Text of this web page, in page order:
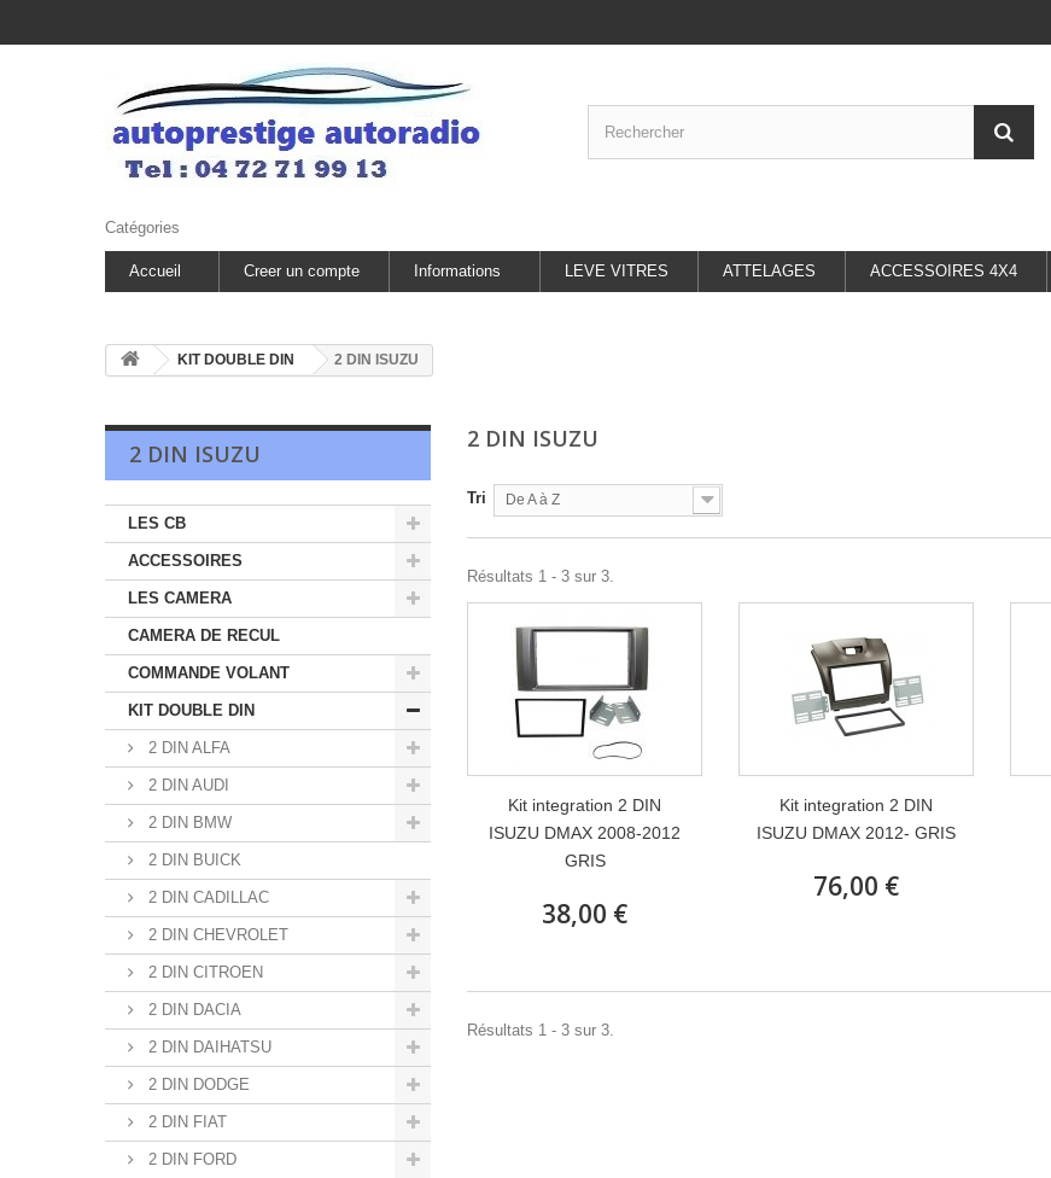
Catégories
Accueil Creer un compte Informations LEVE VITRES ATTELAGES ACCESSOIRES 4X4
KIT DOUBLE DIN 2 DIN ISUZU
2 DIN ISUZU
LES CB
ACCESSOIRES
LES CAMERA
CAMERA DE RECUL
COMMANDE VOLANT
KIT DOUBLE DIN
2 DIN ALFA
2 DIN AUDI
2 DIN BMW
2 DIN BUICK
2 DIN CADILLAC
2 DIN CHEVROLET
2 DIN CITROEN
2 DIN DACIA
2 DIN DAIHATSU
2 DIN DODGE
2 DIN FIAT
2 DIN FORD
2 DIN ISUZU
Tri De A à Z
Résultats 1 - 3 sur 3.
Kit integration 2 DIN
ISUZU DMAX 2008-2012
GRIS
38,00 €
Kit integration 2 DIN
ISUZU DMAX 2012- GRIS
76,00 €
Résultats 1 - 3 sur 3.